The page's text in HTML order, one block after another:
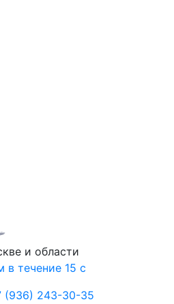
и области
в течение 15 с
(936) 243-30-35